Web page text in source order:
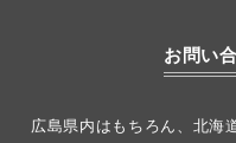
お問い
広島県内はもちろん、北海